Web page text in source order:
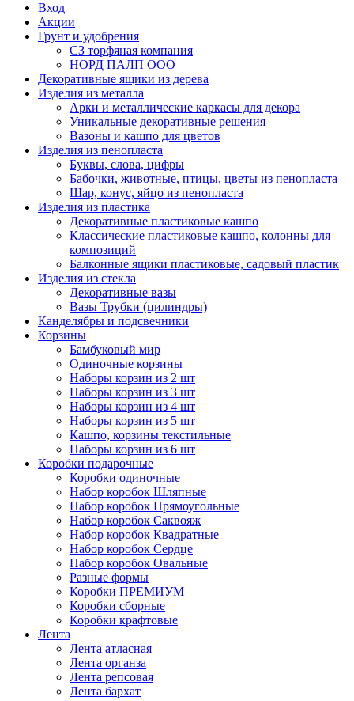
Вход
Акции
Грунт и удобрения
СЗ торфяная компания
НОРД ПАЛП ООО
Декоративные ящики из дерева
Изделия из металла
Арки и металлические каркасы для декора
Уникальные декоративные решения
Вазоны и кашпо для цветов
Изделия из пенопласта
Буквы, слова, цифры
Бабочки, животные, птицы, цветы из пенопласта
Шар, конус, яйцо из пенопласта
Изделия из пластика
Декоративные пластиковые кашпо
Классические пластиковые кашпо, колонны для
композиций
Балконные ящики пластиковые, садовый пластик
Изделия из стекла
Декоративные вазы
Вазы Трубки (цилиндры)
Канделябры и подсвечники
Корзины
Бамбуковый мир
Одиночные корзины
Наборы корзин из 2 шт
Наборы корзин из 3 шт
Наборы корзин из 4 шт
Наборы корзин из 5 шт
Кашпо, корзины текстильные
Наборы корзин из 6 шт
Коробки подарочные
Коробки одиночные
Набор коробок Шляпные
Набор коробок Прямоугольные
Набор коробок Саквояж
Набор коробок Квадратные
Набор коробок Сердце
Набор коробок Овальные
Разные формы
Коробки ПРЕМИУМ
Коробки сборные
Коробки крафтовые
Лента
Лента атласная
Лента органза
Лента репсовая
Лента бархат